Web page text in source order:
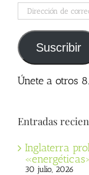
Dirección
de
correo
electrónico
Suscribir
Únete a otros
Entradas
Inglaterra
30 julio, 2026